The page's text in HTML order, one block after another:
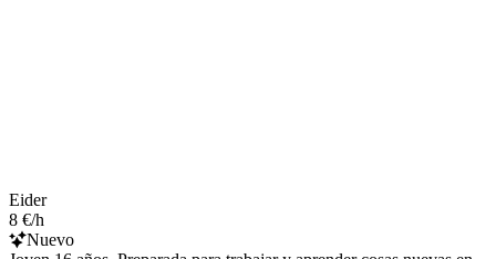
Eider
8 €/h
Nuevo